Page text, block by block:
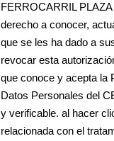
FERROCARRIL
derecho a conocer,
que se les ha dado a
revocar esta
que conoce y acepta la
Datos Personales del
y verificable. al hacer
relacionada con el